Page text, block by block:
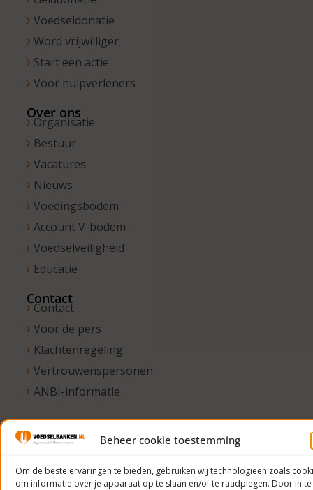
Beheer cookie toestemming
Om de beste ervaringen te bieden, gebruiken wij technologieën zoals
om informatie over je apparaat op te slaan en/of te raadplegen. Door in te
Voedseldonatie
Word vrijwilliger
Start een actie
Voor hulpverleners
Over ons
Organisatie
Bestuur
Vacatures
Nieuws
Voedingsbodem
Account V-bodem
Voedselveiligheid
Educatie
Contact
Contact
Voor de pers
Klachtenregeling
Vertrouwenspersonen
ANBI-informatie
Voedselbanken